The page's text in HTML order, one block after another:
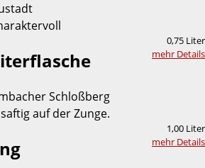
0,75 Liter
mehr Details
Schloßberg
auf der Zunge.
1,00 Liter
mehr Details